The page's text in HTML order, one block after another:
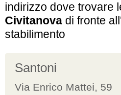
indirizzo dove trovare
Civitanova di fronte
stabilimento
Santoni
Via Enrico Mattei, 59